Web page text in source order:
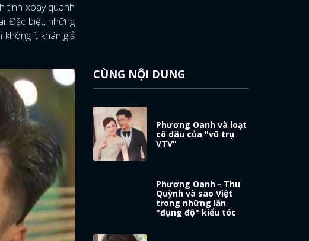
tính xoay quanh
Đặc biệt, những
không ít khán giả
CÙNG NỘI DUNG
Phương Oanh và loạt
cô dâu của "vũ trụ
VTV"
Phương Oanh - Thu
Quỳnh và sao Việt
trong những lần
"đụng độ" kiểu tóc